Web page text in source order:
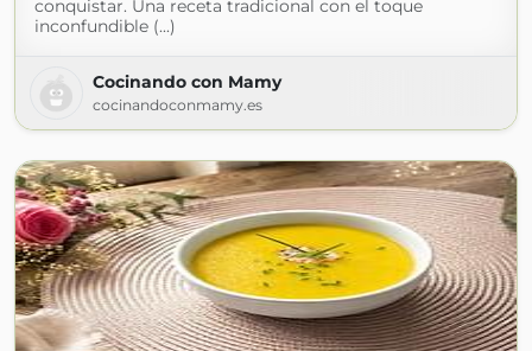
conquistar. Una receta tradicional con el toque
inconfundible (...)
Cocinando con Mamy
cocinandoconmamy.es